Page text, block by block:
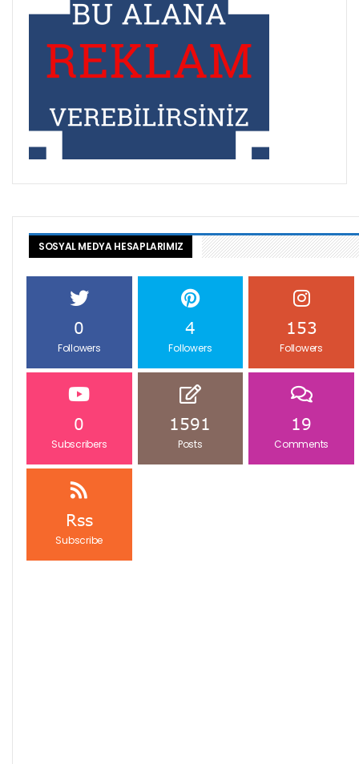
SOSYAL MEDYA HESAPLARIMIZ
0
Followers
4
Followers
153
Followers
0
Subscribers
1591
Posts
19
Comments
Rss
Subscribe